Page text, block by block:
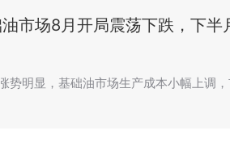
油市场8月开局震荡下跌，下半
势明显，基础油市场生产成本小幅上调